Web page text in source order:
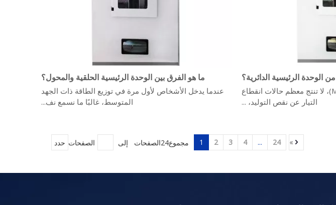
ما هو الفرق بين الوحدة الرئيسية الحلقية والمحول؟
عندما يدخل الأشخاص لأول مرة في توزيع الطاقة ذات الجهد
المتوسط، غالبًا ما نسمع نف...
الوحدة الرئيسية الدائرية؟
في توزيع الجهد المتوسط ​​(MV)، لا تنتج معظم حالات انقطاع
التيار عن نقص التوليد، ...
1 2 3 4 ... 24 » مجموع24الصفحات إلى الصفحات حدد